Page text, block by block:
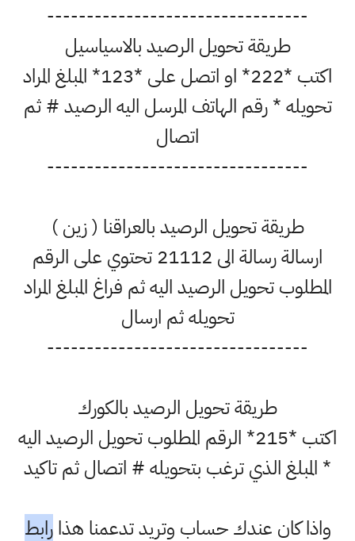
---------------------------------
طريقة تحويل الرصيد بالاسياسيل
اكتب *222* او اتصل على *123* المبلغ المراد
تحويله * رقم الهاتف المرسل اليه الرصيد # ثم
اتصال
---------------------------------
طريقة تحويل الرصيد بالعراقنا ( زين )
ارسالة رسالة الى 21112 تحتوي على الرقم
المطلوب تحويل الرصيد اليه ثم فراغ المبلغ المراد
تحويله ثم ارسال
---------------------------------
طريقة تحويل الرصيد بالكورك
اكتب *215* الرقم المطلوب تحويل الرصيد اليه
* المبلغ الذي ترغب بتحويله # اتصال ثم تاكيد
واذا كان عندك حساب وتريد تدعمنا هذارابط